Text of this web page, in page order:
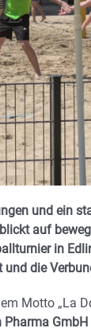
und ein
auf
in
die
Motto „La
Pharma GmbH